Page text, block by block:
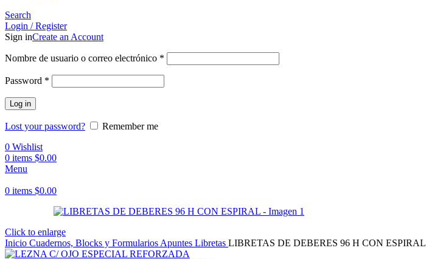
Search
Login / Register
Sign inCreate an Account
Nombre de usuario o correo electrónico *
Password *
Log in
Lost your password?
Remember me
0 Wishlist
0 items $0.00
Menu
0 items $0.00
Click to enlarge
Inicio Cuadernos, Blocks y Formularios Apuntes Libretas LIBRETAS DE DEBERES 96 H CON ESPIRAL